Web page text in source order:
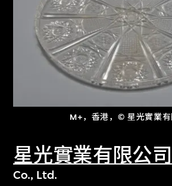
M+，香港，© 星光實業有
星光實業有限公司
Co., Ltd.
进一步筛选
文化藏品。